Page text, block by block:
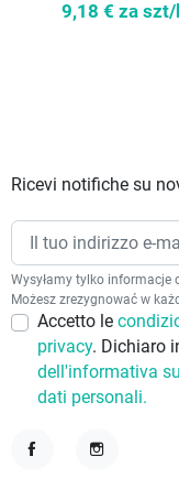
9,18 € za
Ricevi notifiche su
Wysyłamy tylko
Możesz zrezygnować w
Accetto le
privacy. Dichiaro
dell'informativa
dati personali.